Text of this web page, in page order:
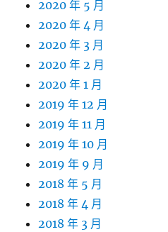
2020 年 5 月
2020 年 4 月
2020 年 3 月
2020 年 2 月
2020 年 1 月
2019 年 12 月
2019 年 11 月
2019 年 10 月
2019 年 9 月
2018 年 5 月
2018 年 4 月
2018 年 3 月